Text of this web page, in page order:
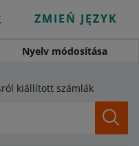
ZMIEŃ JĘZYK
Nyelv módosítása
kiállított számlák